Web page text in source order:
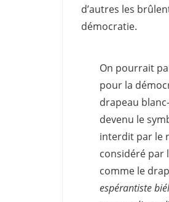
d’autres les
démocratie.
On pourrait
pour la
drapeau
devenu le
interdit par le
considéré par
comme le
espérantiste